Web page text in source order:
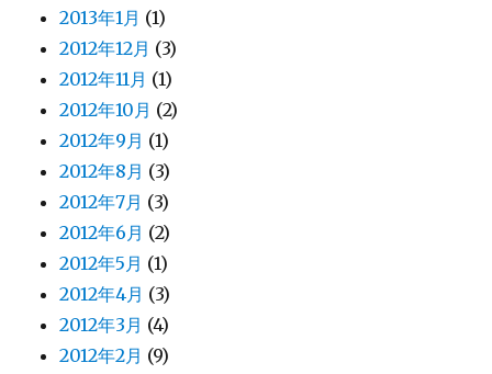
2013年1月 (1)
2012年12月 (3)
2012年11月 (1)
2012年10月 (2)
2012年9月 (1)
2012年8月 (3)
2012年7月 (3)
2012年6月 (2)
2012年5月 (1)
2012年4月 (3)
2012年3月 (4)
2012年2月 (9)